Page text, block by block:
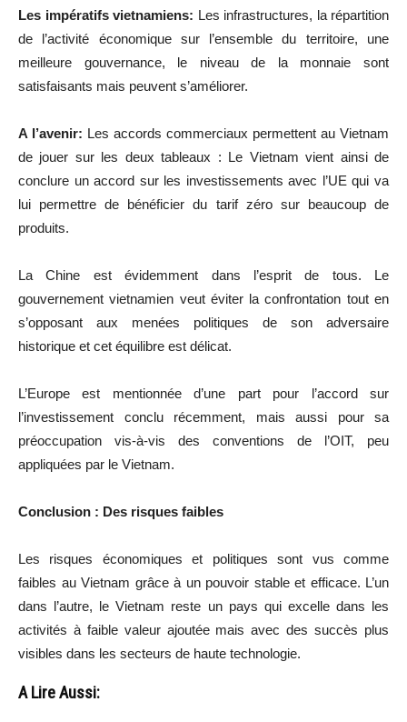
Les impératifs vietnamiens: Les infrastructures, la répartition
de l’activité économique sur l’ensemble du territoire, une
meilleure gouvernance, le niveau de la monnaie sont
satisfaisants mais peuvent s’améliorer.
A l’avenir: Les accords commerciaux permettent au Vietnam
de jouer sur les deux tableaux : Le Vietnam vient ainsi de
conclure un accord sur les investissements avec l’UE qui va
lui permettre de bénéficier du tarif zéro sur beaucoup de
produits.
La Chine est évidemment dans l’esprit de tous. Le
gouvernement vietnamien veut éviter la confrontation tout en
s’opposant aux menées politiques de son adversaire
historique et cet équilibre est délicat.
L’Europe est mentionnée d’une part pour l’accord sur
l’investissement conclu récemment, mais aussi pour sa
préoccupation vis-à-vis des conventions de l’OIT, peu
appliquées par le Vietnam.
Conclusion : Des risques faibles
Les risques économiques et politiques sont vus comme
faibles au Vietnam grâce à un pouvoir stable et efficace. L’un
dans l’autre, le Vietnam reste un pays qui excelle dans les
activités à faible valeur ajoutée mais avec des succès plus
visibles dans les secteurs de haute technologie.
A Lire Aussi: